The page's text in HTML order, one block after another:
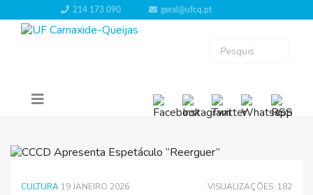
214 173 090 geral@ufcq.pt
CULTURA 19 JANEIRO 2026 VISUALIZAÇÕES: 182